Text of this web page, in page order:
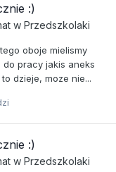
:)
w Przedszkolaki
oboje mielismy
pracy jakis aneks
dzieje, moze nie...
:)
w Przedszkolaki